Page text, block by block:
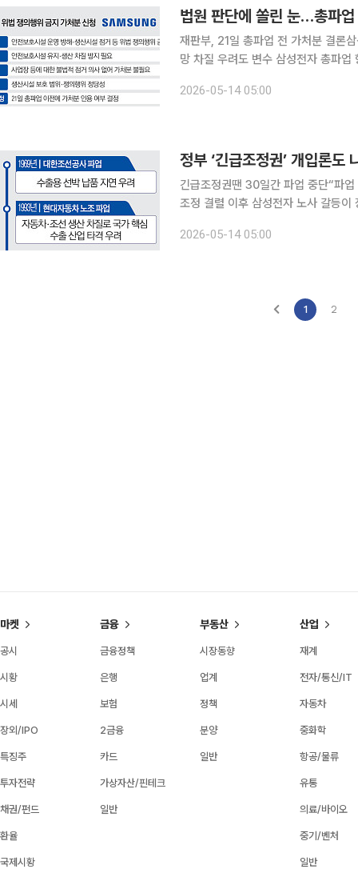
법원 판단에 쏠린 눈…총파
재판부, 21일 총파업 전 가처분 결론
망 차질 우려도 변수 삼성전자 총파업 향방을 가를 법원의 가처분 판단에 관심이 쏠리고 있다. 재판
다. 13일 업계에 따르면 수원지법 민
2026-05-14 05:00
긴급조정권땐 30일간 파업 중단“파업
조정 결렬 이후 삼성전자 노사 갈등이
있다는 점에서, 재계 안팎에서는 정부
2026-05-14 05:00
1 2
마켓
공시
시황
시세
장외/IPO
특징주
투자전략
채권/펀드
환율
국제시황
금융
금융정책
은행
보험
2금융
카드
가상자산/핀테크
일반
부동산
시장동향
업계
정책
분양
일반
산업
재계
전자/통신/IT
자동차
중화학
항공/물류
유통
의료/바이오
중기/벤처
일반